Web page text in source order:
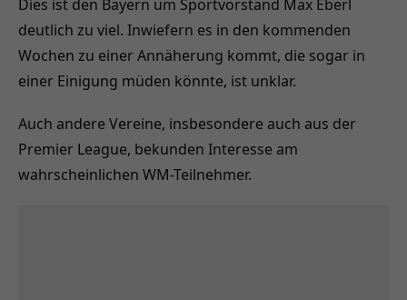
Dies ist den Bayern um Sportvorstand Max Eberl
deutlich zu viel. Inwiefern es in den kommenden
Wochen zu einer Annäherung kommt, die sogar in
einer Einigung müden könnte, ist unklar.
Auch andere Vereine, insbesondere auch aus der
Premier League, bekunden Interesse am
wahrscheinlichen WM-Teilnehmer.